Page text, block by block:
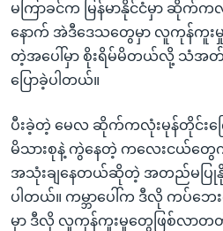
မကြာခင်က မြန်မာနိုင်ငံမှာ ဆိုက်
နောက် အဲဒီဒေသတွေမှာ လူကုန်ကူ
တဲ့အပေါ်မှာ စိုးရိမ်မိတယ်လို့ သံအတ်
ပြောခဲ့ပါတယ်။
ပီးခဲ့တဲ့ မေလ ဆိုက်ကလုံးမုန်တိုင်းကြေ
မိသားစုနဲ့ ကွဲနေတဲ့ ကလေးငယ်
အသုံးချနေတယ်ဆိုတဲ့ အတည်မပြု
ပါတယ်။ ကမ္ဘာပေါ်က ဒီလို ကပ်ဘေ
မှာ ဒီလို လူကုန်ကူးမှုတွေဖြစ်လာတ